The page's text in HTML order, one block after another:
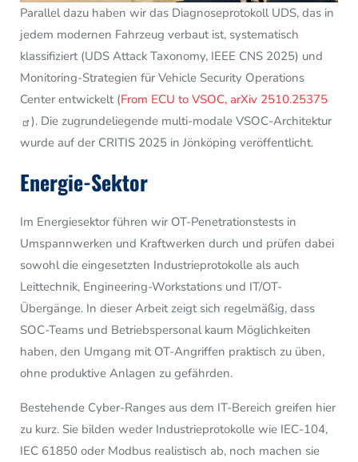
Parallel dazu haben wir das Diagnoseprotokoll UDS, das in
jedem modernen Fahrzeug verbaut ist, systematisch
klassifiziert (UDS Attack Taxonomy, IEEE CNS 2025) und
Monitoring-Strategien für Vehicle Security Operations
Center entwickelt (From ECU to VSOC, arXiv 2510.25375
). Die zugrundeliegende multi-modale VSOC-Architektur
wurde auf der CRITIS 2025 in Jönköping veröffentlicht.
Energie-Sektor
Im Energiesektor führen wir OT-Penetrationstests in
Umspannwerken und Kraftwerken durch und prüfen dabei
sowohl die eingesetzten Industrieprotokolle als auch
Leittechnik, Engineering-Workstations und IT/OT-
Übergänge. In dieser Arbeit zeigt sich regelmäßig, dass
SOC-Teams und Betriebspersonal kaum Möglichkeiten
haben, den Umgang mit OT-Angriffen praktisch zu üben,
ohne produktive Anlagen zu gefährden.
Bestehende Cyber-Ranges aus dem IT-Bereich greifen hier
zu kurz. Sie bilden weder Industrieprotokolle wie IEC-104,
IEC 61850 oder Modbus realistisch ab, noch machen sie